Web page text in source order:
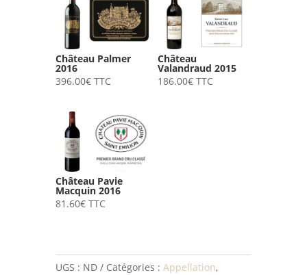
Château Palmer
2016
396.00€ TTC
Château
Valandraud 2015
186.00€ TTC
Château Pavie
Macquin 2016
81.60€ TTC
UGS : ND Catégories : Appellation,